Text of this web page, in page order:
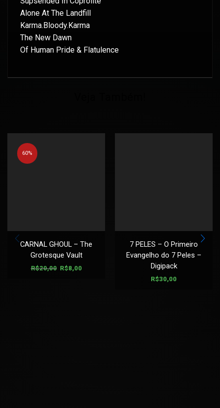
Alone At The Landfill
Karma.Bloody.Karma
The New Dawn
Of Human Pride & Flatulence
60%
CARNAL GHOUL – The
Grotesque Vault
R$20,00 R$8,00
7 PELES – O Primeiro
Evangelho do 7 Peles –
Digipack
R$30,00